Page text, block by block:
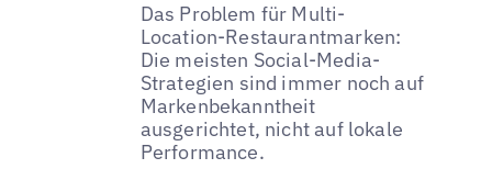
Das Problem für Multi-
Location-Restaurantmarken:
Die meisten Social-Media-
Strategien sind immer noch auf
Markenbekanntheit
ausgerichtet, nicht auf lokale
Performance.